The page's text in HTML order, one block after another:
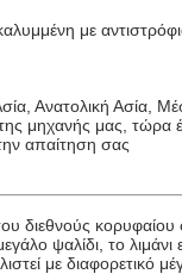
με
Ανατολική
μηχανής μας,
απαίτηση σας
διεθνούς
ψαλίδι, το
με διαφορετικό